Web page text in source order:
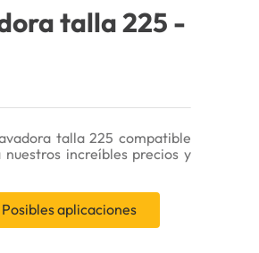
talla 225 -
talla 225 compatible
increíbles precios y
Posibles aplicaciones